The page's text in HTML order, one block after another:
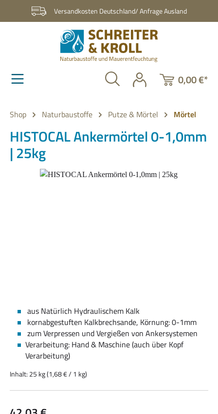
Zum Hauptinhalt springenVersandkosten Deutschland/ Anfrage Ausland
0,00 €*
Shop Naturbaustoffe Putze & Mörtel Mörtel
HISTOCAL Ankermörtel 0-1,0mm
| 25kg
Bildergalerie überspringen
aus Natürlich Hydraulischem Kalk
kornabgestuften Kalkbrechsande, Körnung: 0-1mm
zum Verpressen und Vergießen von Ankersystemen
Verarbeitung: Hand & Maschine (auch über Kopf
Verarbeitung)
Inhalt: 25 kg(1,68 € / 1 kg)
Regulärer Preis: